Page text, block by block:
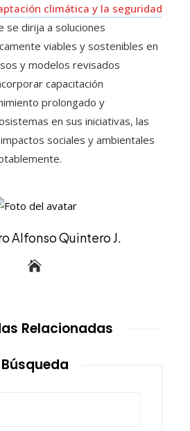
climática y la seguridad
se dirija a soluciones
viables y sostenibles en
y modelos revisados
capacitación
prolongado y
en sus iniciativas, las
sociales y ambientales
Alfonso Quintero J.
Relacionadas
Búsqueda